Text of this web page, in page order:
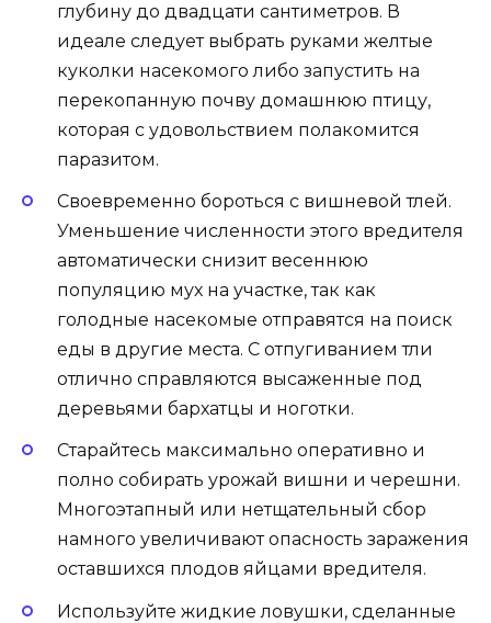
глубину до двадцати сантиметров. В
идеале следует выбрать руками желтые
куколки насекомого либо запустить на
перекопанную почву домашнюю птицу,
которая с удовольствием полакомится
паразитом.
Своевременно бороться с вишневой тлей.
Уменьшение численности этого вредителя
автоматически снизит весеннюю
популяцию мух на участке, так как
голодные насекомые отправятся на поиск
еды в другие места. С отпугиванием тли
отлично справляются высаженные под
деревьями бархатцы и ноготки.
Старайтесь максимально оперативно и
полно собирать урожай вишни и черешни.
Многоэтапный или нетщательный сбор
намного увеличивают опасность заражения
оставшихся плодов яйцами вредителя.
Используйте жидкие ловушки, сделанные